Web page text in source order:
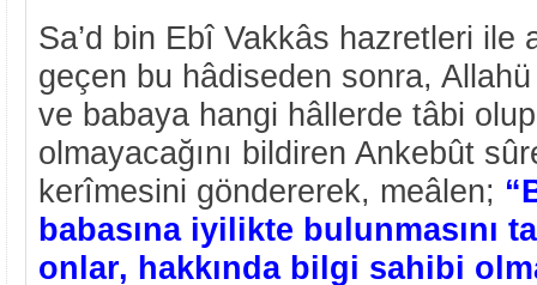
Sa’d bin Ebî Vakkâs hazretleri ile
geçen bu hâdiseden sonra,
ve babaya hangi hâllerde tâbi
olmayacağını bildiren Ankebût
kerîmesini göndererek, meâlen;
babasına iyilikte bulunmasını
onlar, hakkında bilgi sahibi